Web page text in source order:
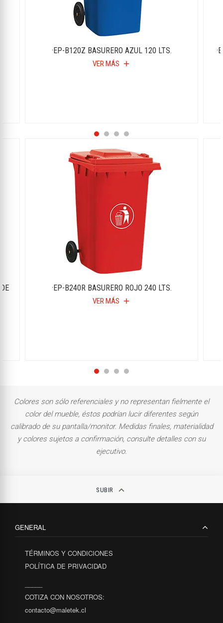
·EP-B120Z BASURERO AZUL 120 LTS.
VER MÁS add
·EP-B240R BASURERO ROJO 240 LTS.
VER MÁS add
Colores son sólo referenciales y no representan fielmente el
color del mueble, éstos podrían lucir diferentes según
calibrado de su pantalla/monitor. Medidas finales, materialidad
y colores sujetos a confirmación, consulte detalles con su
ejecutivo.
SUBIR keyboard_arrow_up
GENERAL
TÉRMINOS Y CONDICIONES
POLÍTICA DE PRIVACIDAD
COTIZA CON NOSOTROS:
contacto@maletek.cl